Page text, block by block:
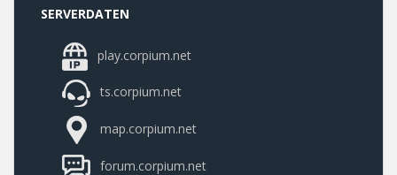
SERVERDATEN
play.corpium.net
ts.corpium.net
map.corpium.net
forum.corpium.net